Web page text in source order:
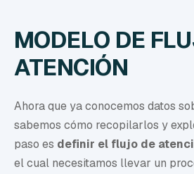
MODELO DE
ATENCIÓN
Ahora que ya conocemos datos
sabemos cómo recopilarlos y
paso es definir el flujo de
el cual necesitamos llevar un